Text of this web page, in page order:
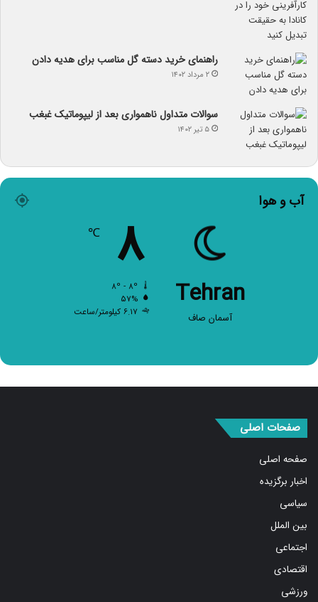
راهنمای خرید دسته گل مناسب برای هدیه دادن
۲ مرداد ۱۴۰۲
سوالات متداول ناهمواری بعد از لیپوماتیک غبغب
۵ تیر ۱۴۰۲
آب و هوا
Tehran
آسمان صاف
۸ ℃
۵۷%
۶.۱۷ کیلومتر/ساعت
صفحات اصلی
صفحه اصلی
اخبار برگزیده
سیاسی
بین الملل
اجتماعی
اقتصادی
ورزشی